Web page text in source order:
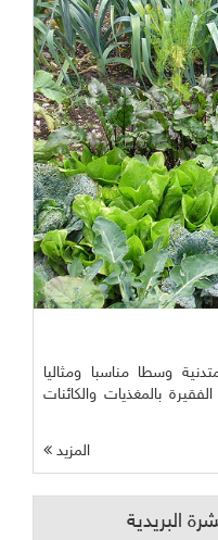
وسطا مناسبا ومثاليا
بالمغذيات والكائنات
المزيد
البريدية